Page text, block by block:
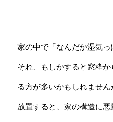
家の中で「なんだか湿気
それ、もしかすると窓枠
る方が多いかもしれませ
放置すると、家の構造に